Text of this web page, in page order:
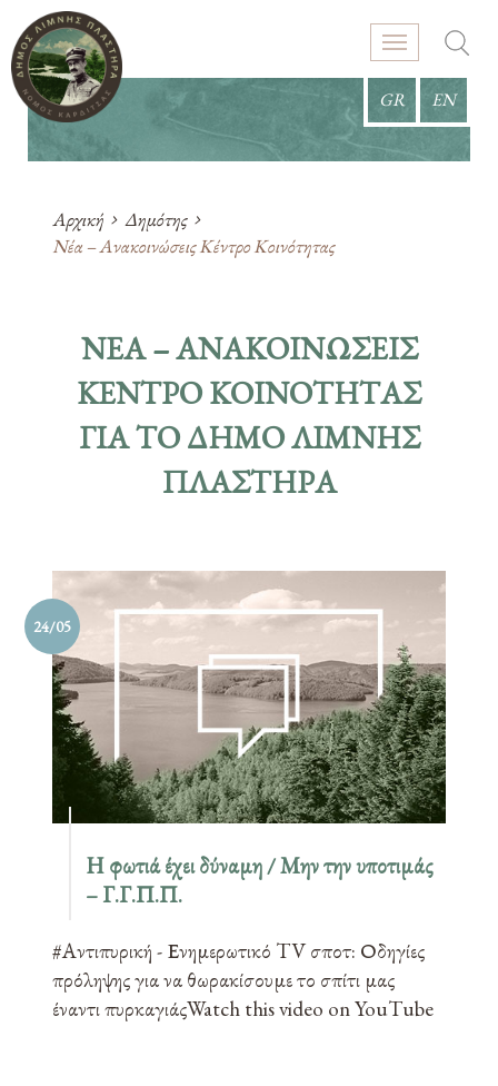
GR EN
Αρχική
Δημότης
Νέα – Ανακοινώσεις Κέντρο Κοινότητας
ΝΈΑ – ΑΝΑΚΟΙΝΏΣΕΙΣ
ΚΈΝΤΡΟ ΚΟΙΝΌΤΗΤΑΣ
ΓΙΑ ΤΟ ΔΗΜΟ ΛΙΜΝΗΣ
ΠΛΑΣΤΗΡΑ
24/05
Η φωτιά έχει δύναμη / Μην την υποτιμάς
– Γ.Γ.Π.Π.
#Αντιπυρική - Ενημερωτικό TV σποτ: Οδηγίες
πρόληψης για να θωρακίσουμε το σπίτι μας
έναντι πυρκαγιάςWatch this video on YouTube